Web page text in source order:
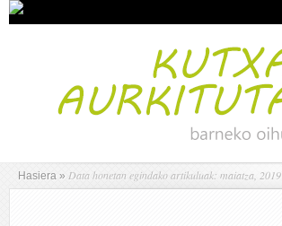
Hasiera » Data honetan egindako artikuluak: maiatza, 2019